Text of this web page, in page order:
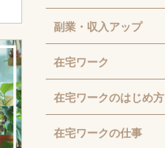
副業・収入アップ
在宅ワーク
在宅ワークのはじめ方
在宅ワークの仕事